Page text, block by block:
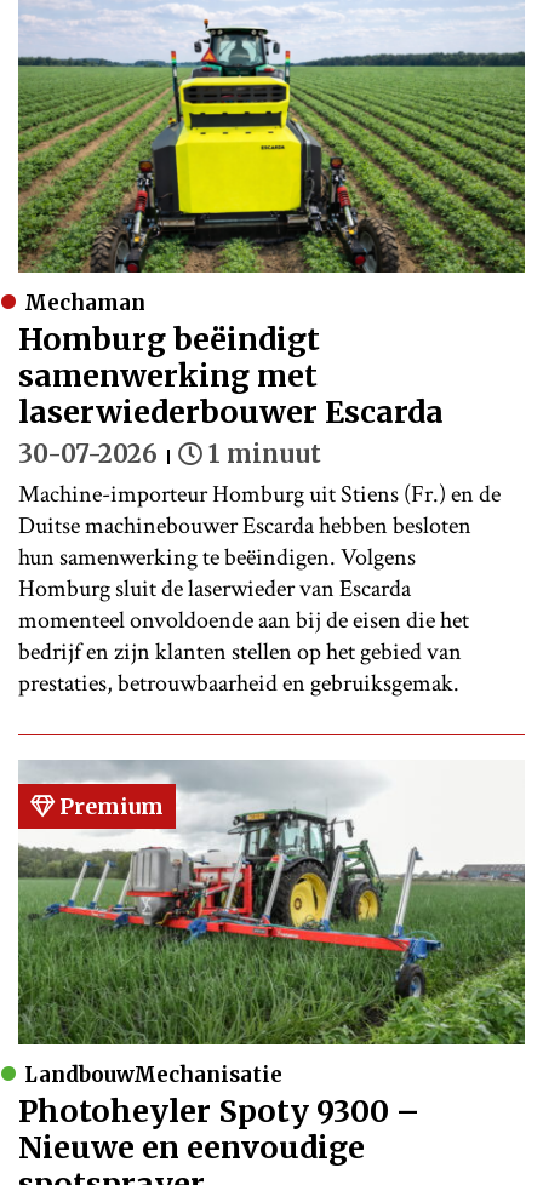
Mechaman
Homburg beëindigt
samenwerking met
laserwiederbouwer Escarda
30-07-2026 1 minuut
Machine-importeur Homburg uit Stiens (Fr.) en de
Duitse machinebouwer Escarda hebben besloten
hun samenwerking te beëindigen. Volgens
Homburg sluit de laserwieder van Escarda
momenteel onvoldoende aan bij de eisen die het
bedrijf en zijn klanten stellen op het gebied van
prestaties, betrouwbaarheid en gebruiksgemak.
Premium
LandbouwMechanisatie
Photoheyler Spoty 9300 –
Nieuwe en eenvoudige